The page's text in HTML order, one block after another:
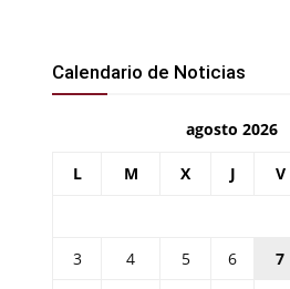
Calendario de Noticias
agosto 2026
L M X J V
3
4 5 6 7